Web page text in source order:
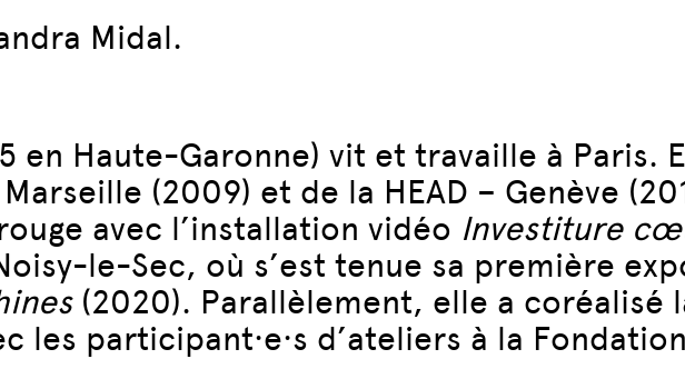
Midal.
en Haute-Garonne) vit et travaille à Paris.
(2009) et de la HEAD – Genève
avec l’installation vidéo Investiture
le-Sec, où s’est tenue sa première
(2020). Parallèlement, elle a coréalisé
les participant·e·s d’ateliers à la